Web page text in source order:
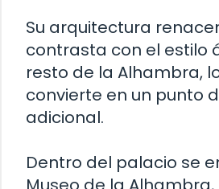
Su arquitectura
contrasta con el estilo
resto de la Alhambra,
convierte en un punto
adicional.
Dentro del palacio se